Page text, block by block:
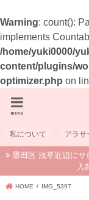
Warning: count():
implements
/home/yuki0000/
content/plugins/
optimizer.php on
menu
私について アラサ
墨田区 浅草近辺に
入
HOME IMG_5397